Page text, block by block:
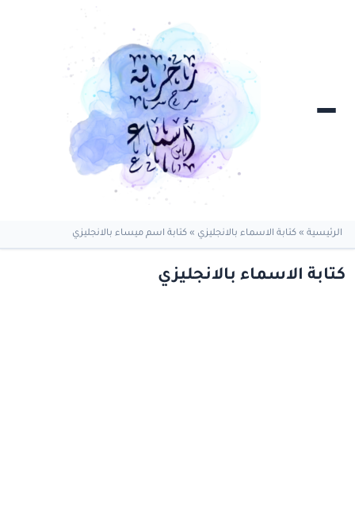
الرئيسية » كتابة الاسماء بالانجليزي » كتابة اسم ميساء بالانجليزي
كتابة الاسماء بالانجليزي